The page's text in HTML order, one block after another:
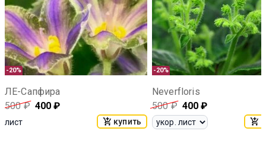
-20%
ЛЕ-Сапфира
500₽ 400 ₽
лист купить
-20%
Neverfloris
500₽ 400 ₽